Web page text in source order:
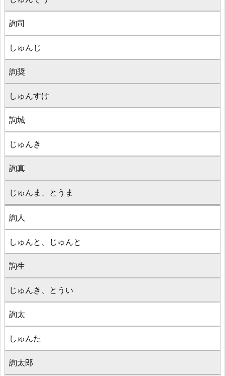
詢司
しゅんじ
詢奨
しゅんすけ
詢城
じゅんき
詢真
じゅんま、とうま
詢人
しゅんと、じゅんと
詢生
じゅんき、とうい
詢太
しゅんた
詢太郎